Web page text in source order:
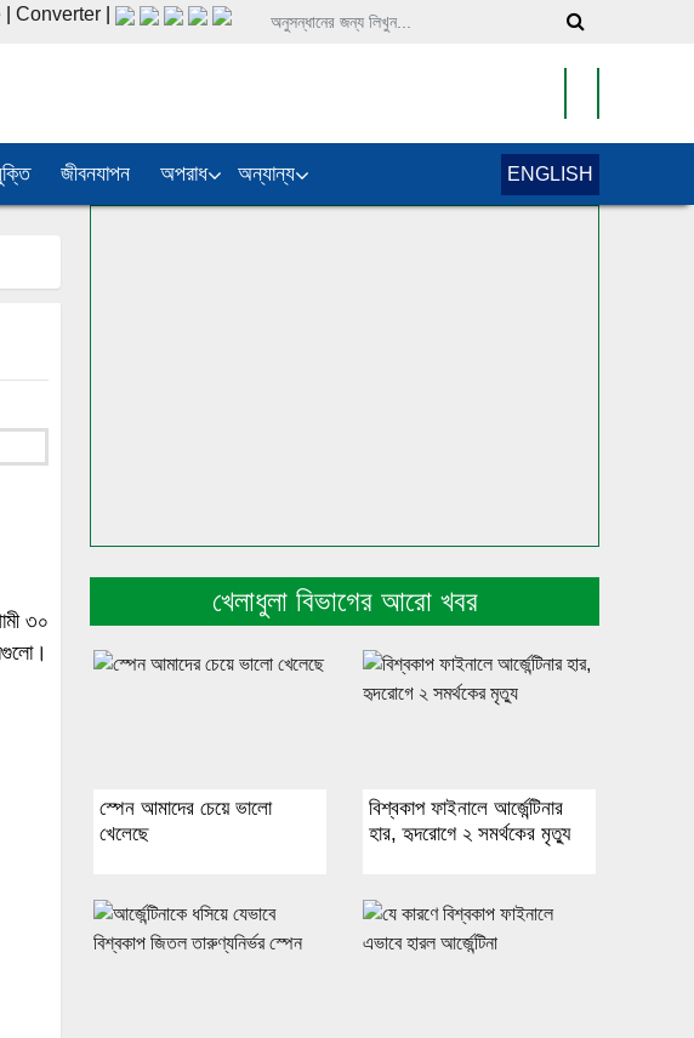
Converter
জীবনযাপন অপরাধ অন্যান্য ENGLISH
৩০
খেলাধুলা বিভাগের আরো খবর
স্পেন আমাদের চেয়ে ভালো
খেলেছে
বিশ্বকাপ ফাইনালে আর্জেন্টিনার
হার, হৃদরোগে ২ সমর্থকের মৃত্যু